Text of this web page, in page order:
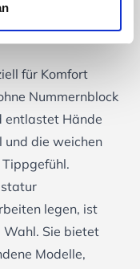
Tastatur (US) in
für Komfort
Nummernblock
entlastet Hände
und die weichen
legen, ist
Sie bietet
Modelle,